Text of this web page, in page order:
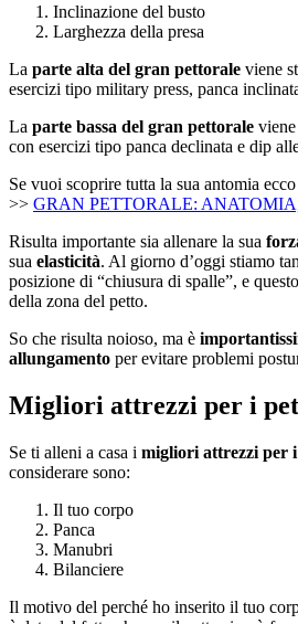
Inclinazione del busto
Larghezza della presa
La parte alta del gran pettorale viene
esercizi tipo military press, panca
La parte bassa del gran pettorale
con esercizi tipo panca declinata e dip
Se vuoi scoprire tutta la sua antomia
>> GRAN PETTORALE:
Risulta importante sia allenare la sua
sua elasticità. Al giorno d’oggi stiamo
posizione di “chiusura di spalle”, e
della zona del petto.
So che risulta noioso, ma è
allungamento per evitare problemi
Migliori attrezzi per i
Se ti alleni a casa i migliori attrezzi per
considerare sono:
Il tuo corpo
Panca
Manubri
Bilanciere
Il motivo del perché ho inserito il tuo